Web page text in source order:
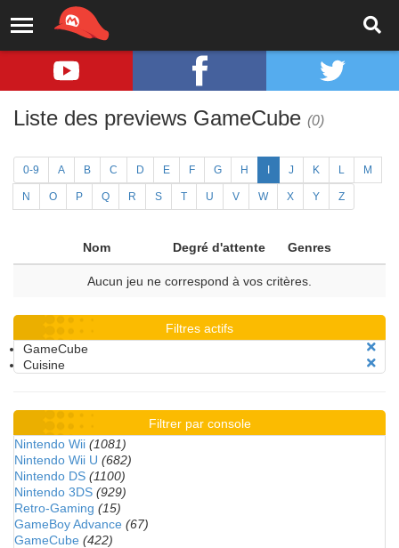
Liste des previews GameCube (0)
0-9 A B C D E F G H J K L M
N O P Q R S T U V W X Y Z
Nom Degré d'attente Genres
Aucun jeu ne correspond à vos critères.
Filtres actifs
GameCube
Cuisine
Filtrer par console
Nintendo Wii (1081)
Nintendo Wii U (682)
Nintendo DS (1100)
Nintendo 3DS (929)
Retro-Gaming (15)
GameBoy Advance (67)
GameCube (422)